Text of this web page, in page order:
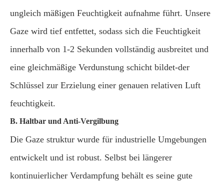
ungleich mäßigen Feuchtigkeit aufnahme führt. Unsere
Gaze wird tief entfettet, sodass sich die Feuchtigkeit
innerhalb von 1-2 Sekunden vollständig ausbreitet und
eine gleichmäßige Verdunstung schicht bildet-der
Schlüssel zur Erzielung einer genauen relativen Luft
feuchtigkeit.
B. Haltbar und Anti-Vergilbung
Die Gaze struktur wurde für industrielle Umgebungen
entwickelt und ist robust. Selbst bei längerer
kontinuierlicher Verdampfung behält es seine gute